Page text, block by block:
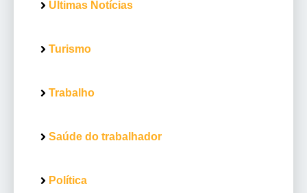
Últimas Notícias
Turismo
Trabalho
Saúde do trabalhador
Política